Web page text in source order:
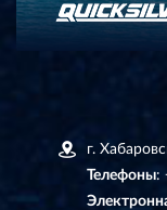
г.
Телефоны: